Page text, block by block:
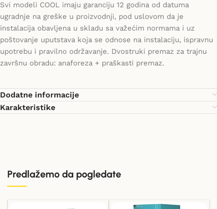
Svi modeli COOL imaju garanciju 12 godina od datuma
ugradnje na greške u proizvodnji, pod uslovom da je
instalacija obavljena u skladu sa važećim normama i uz
poštovanje uputstava koja se odnose na instalaciju, ispravnu
upotrebu i pravilno održavanje. Dvostruki premaz za trajnu
završnu obradu: anaforeza + praškasti premaz.
Dodatne informacije
Karakteristike
Predlažemo da pogledate